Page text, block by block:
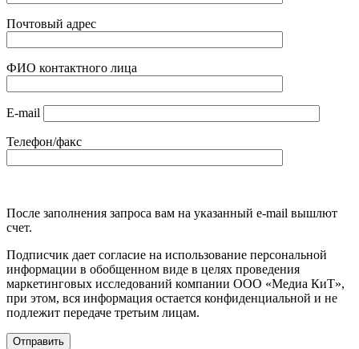
Почтовый адрес
ФИО контактного лица
E-mail
Телефон/факс
После заполнения запроса вам на указанный e-mail вышлют
счет.
Подписчик дает согласие на использование персональной
информации в обобщенном виде в целях проведения
маркетинговых исследований компании ООО «Медиа КиТ»,
при этом, вся информация остается конфиденциальной и не
подлежит передаче третьим лицам.